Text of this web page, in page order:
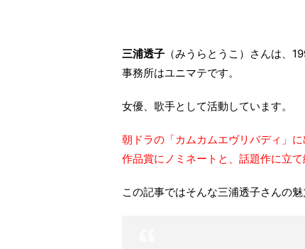
三浦透子 （みうらとうこ）さんは、
事務所はユニマテです。
女優、歌手として活動しています。
朝ドラの「カムカムエヴリバディ」
作品賞にノミネートと、話題作に立て
この記事ではそんな三浦透子さんの